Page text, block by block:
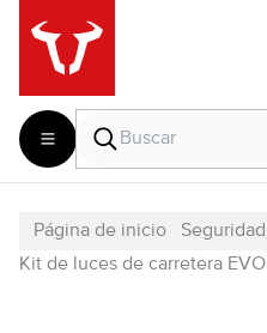
Página de inicio Seguridad
Kit de luces de carretera EVO